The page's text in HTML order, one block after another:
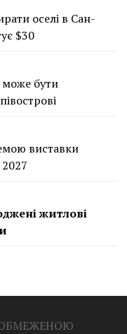
оселі в Сан-
$30
може бути
виставки
житлові
ОБМЕЖЕНОЮ